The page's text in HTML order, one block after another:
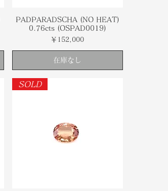
PADPARADSCHA (NO HEAT)
0.76cts (OSPAD0019)
価格
￥152,000
在庫なし
SOLD